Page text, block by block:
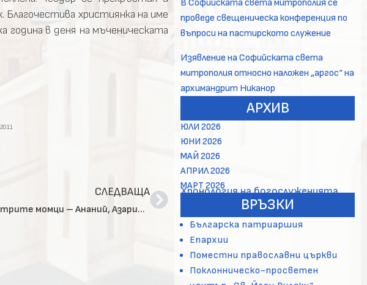
Благочестива християнка на име
година в деня на мъченическата
СЛЕДВАЩА
Житие на св. пророк Данаил и трите момци – Ананий, Азарий и Мисаил
В Софийската света митрополия се
проведе свещеническа конференция по
въпроси на пастирското служение
Изявление на Софийската света
митрополия относно наложен „аргос“ на
архимандрит Никанор
АРХИВ
ЮЛИ 2026
ЮНИ 2026
МАЙ 2026
АПРИЛ 2026
МАРТ 2026
Хронология на богослуженията
ВРЪЗКИ
Българска патриаршия
Епархии
Поместни православни църкви
Поклонническо-просветен